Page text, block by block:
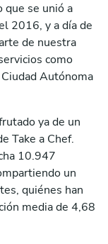
que se unió a
2016, y a día de
de nuestra
como
Autónoma
ya de un
Take a Chef.
10.947
un
quiénes han
media de 4,68